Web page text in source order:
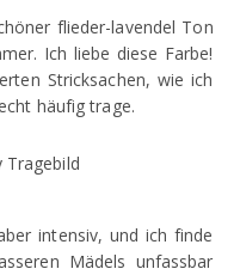
flieder-lavendel Ton
Ich liebe diese Farbe!
Stricksachen, wie ich
häufig trage.
intensiv, und ich finde
Mädels unfassbar